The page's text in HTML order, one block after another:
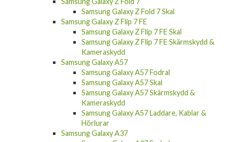
Samsung Galaxy S25 Edge Laddare, Kablar &
Hörlurar
Samsung Galaxy Z Flip 7
Samsung Galaxy Z Flip 7 Skal
Samsung Galaxy Z Fold 7
Samsung Galaxy Z Fold 7 Skal
Samsung Galaxy Z Flip 7 FE
Samsung Galaxy Z Flip 7 FE Skal
Samsung Galaxy Z Flip 7 FE Skärmskydd &
Kameraskydd
Samsung Galaxy A57
Samsung Galaxy A57 Fodral
Samsung Galaxy A57 Skal
Samsung Galaxy A57 Skärmskydd &